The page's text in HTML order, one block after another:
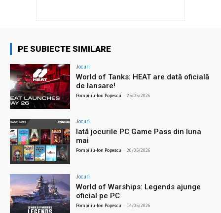
PE SUBIECTE SIMILARE
Jocuri
World of Tanks: HEAT are dată oficială
de lansare!
Pompiliu-Ion Popescu - 25/05/2026
Jocuri
Iată jocurile PC Game Pass din luna
mai
Pompiliu-Ion Popescu - 20/05/2026
Jocuri
World of Warships: Legends ajunge
oficial pe PC
Pompiliu-Ion Popescu - 14/05/2026